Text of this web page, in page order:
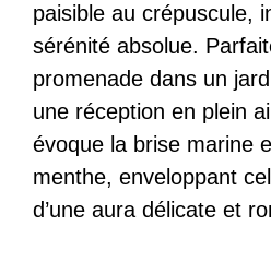
paisible au crépuscule,
sérénité absolue.
promenade dans un
une réception en plein
évoque la brise marine
menthe, enveloppant
d’une aura délicate et